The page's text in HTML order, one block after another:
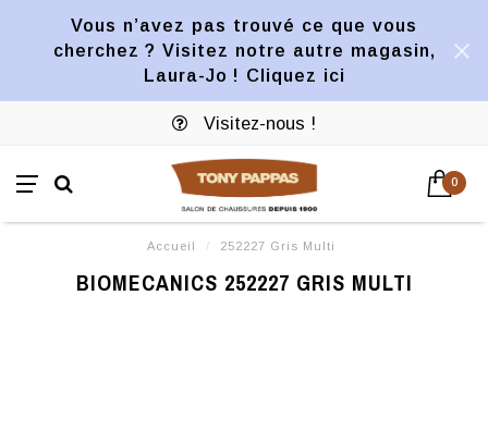
Vous n’avez pas trouvé ce que vous
cherchez ? Visitez notre autre magasin,
Laura-Jo ! Cliquez ici
Visitez-nous !
0
Accueil / 252227 Gris Multi
BIOMECANICS 252227 GRIS MULTI